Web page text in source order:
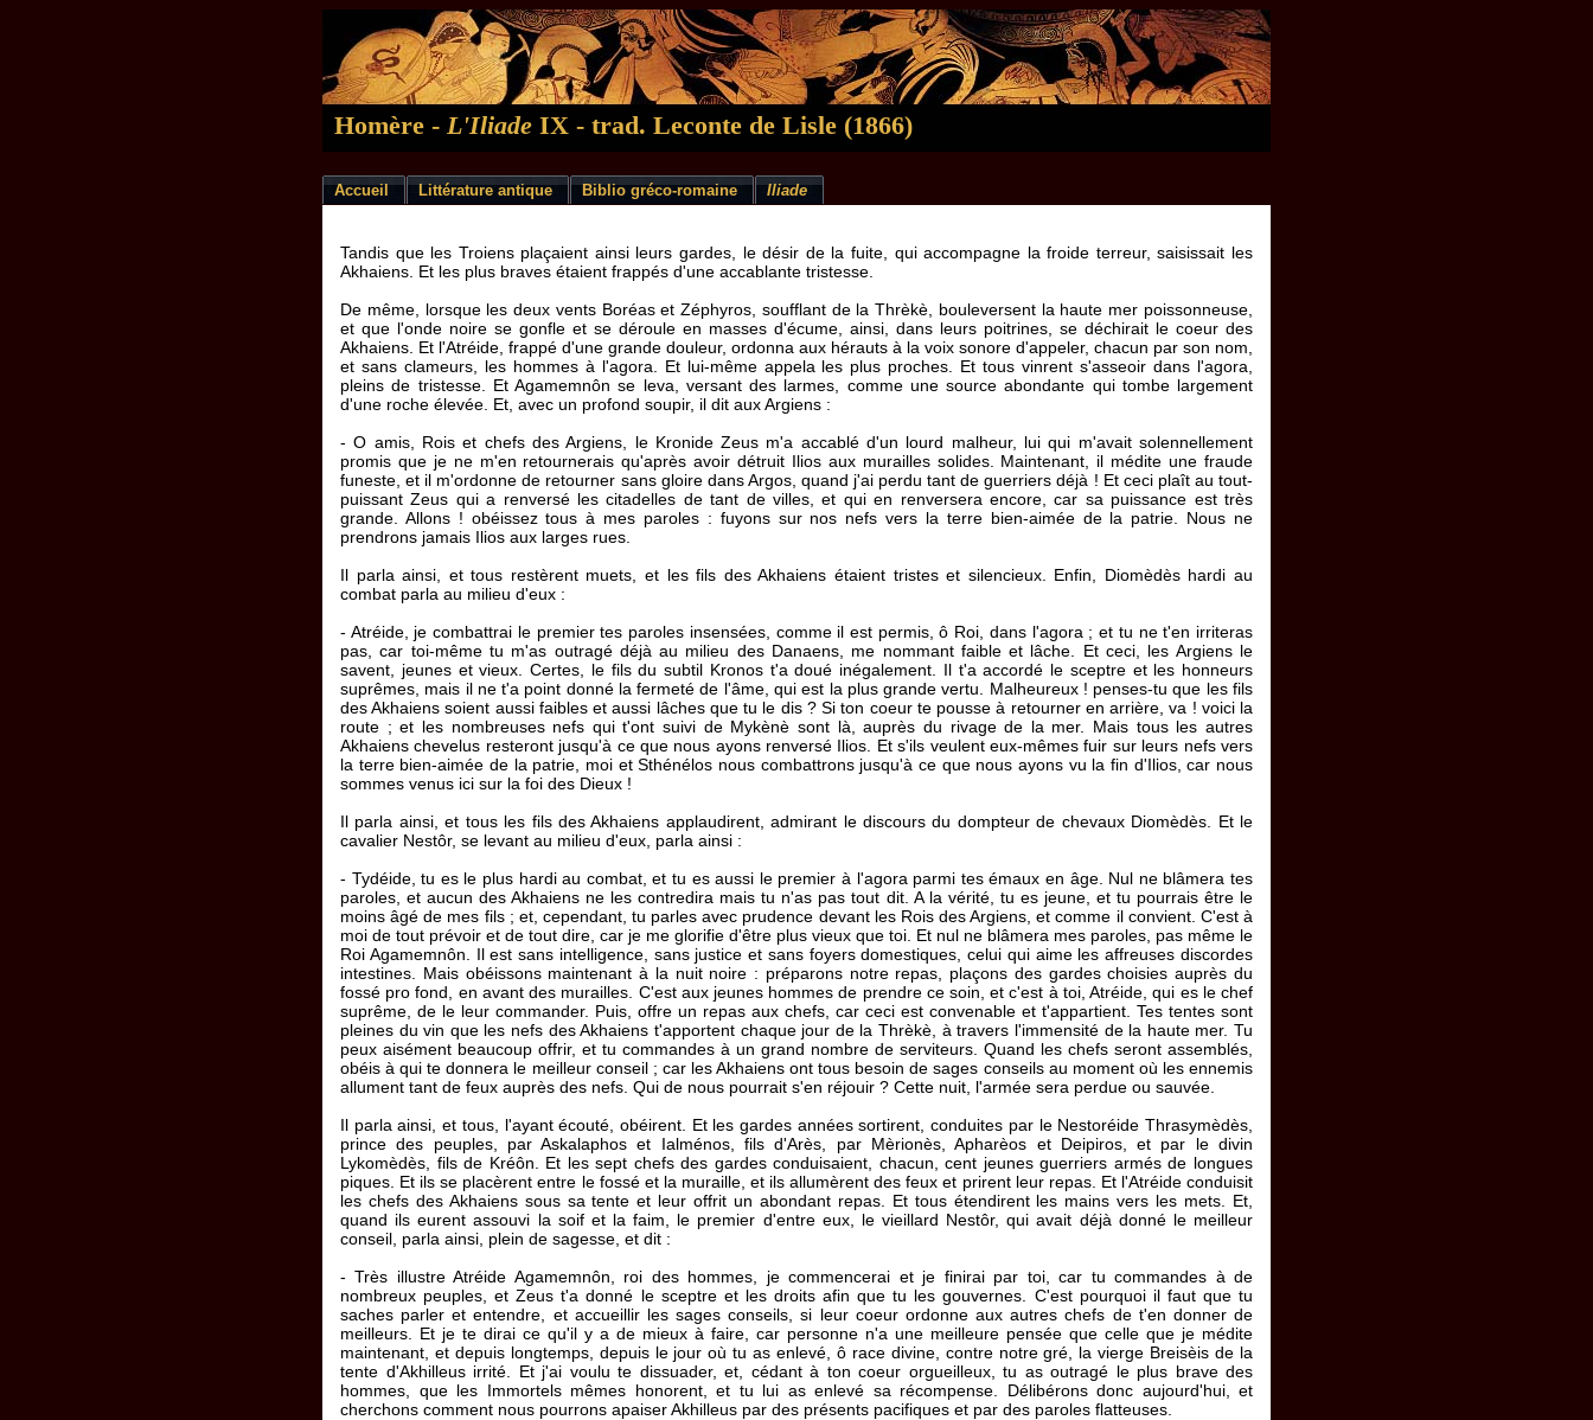
Homère - L'Iliade IX - trad. Leconte de Lisle (1866)
Accueil Littérature antique Biblio gréco-romaine Iliade
Tandis que les Troiens plaçaient ainsi leurs gardes, le désir de la fuite, qui accompagne la froide terreur, saisissait les
Akhaiens. Et les plus braves étaient frappés d'une accablante tristesse.
De même, lorsque les deux vents Boréas et Zéphyros, soufflant de la Thrèkè, bouleversent la haute mer poissonneuse,
et que l'onde noire se gonfle et se déroule en masses d'écume, ainsi, dans leurs poitrines, se déchirait le coeur des
Akhaiens. Et l'Atréide, frappé d'une grande douleur, ordonna aux hérauts à la voix sonore d'appeler, chacun par son nom,
et sans clameurs, les hommes à l'agora. Et lui-même appela les plus proches. Et tous vinrent s'asseoir dans l'agora,
pleins de tristesse. Et Agamemnôn se leva, versant des larmes, comme une source abondante qui tombe largement
d'une roche élevée. Et, avec un profond soupir, il dit aux Argiens :
- O amis, Rois et chefs des Argiens, le Kronide Zeus m'a accablé d'un lourd malheur, lui qui m'avait solennellement
promis que je ne m'en retournerais qu'après avoir détruit Ilios aux murailles solides. Maintenant, il médite une fraude
funeste, et il m'ordonne de retourner sans gloire dans Argos, quand j'ai perdu tant de guerriers déjà ! Et ceci plaît au tout-
puissant Zeus qui a renversé les citadelles de tant de villes, et qui en renversera encore, car sa puissance est très
grande. Allons ! obéissez tous à mes paroles : fuyons sur nos nefs vers la terre bien-aimée de la patrie. Nous ne
prendrons jamais Ilios aux larges rues.
Il parla ainsi, et tous restèrent muets, et les fils des Akhaiens étaient tristes et silencieux. Enfin, Diomèdès hardi au
combat parla au milieu d'eux :
- Atréide, je combattrai le premier tes paroles insensées, comme il est permis, ô Roi, dans l'agora ; et tu ne t'en irriteras
pas, car toi-même tu m'as outragé déjà au milieu des Danaens, me nommant faible et lâche. Et ceci, les Argiens le
savent, jeunes et vieux. Certes, le fils du subtil Kronos t'a doué inégalement. Il t'a accordé le sceptre et les honneurs
suprêmes, mais il ne t'a point donné la fermeté de l'âme, qui est la plus grande vertu. Malheureux ! penses-tu que les fils
des Akhaiens soient aussi faibles et aussi lâches que tu le dis ? Si ton coeur te pousse à retourner en arrière, va ! voici la
route ; et les nombreuses nefs qui t'ont suivi de Mykènè sont là, auprès du rivage de la mer. Mais tous les autres
Akhaiens chevelus resteront jusqu'à ce que nous ayons renversé Ilios. Et s'ils veulent eux-mêmes fuir sur leurs nefs vers
la terre bien-aimée de la patrie, moi et Sthénélos nous combattrons jusqu'à ce que nous ayons vu la fin d'Ilios, car nous
sommes venus ici sur la foi des Dieux !
Il parla ainsi, et tous les fils des Akhaiens applaudirent, admirant le discours du dompteur de chevaux Diomèdès. Et le
cavalier Nestôr, se levant au milieu d'eux, parla ainsi :
- Tydéide, tu es le plus hardi au combat, et tu es aussi le premier à l'agora parmi tes émaux en âge. Nul ne blâmera tes
paroles, et aucun des Akhaiens ne les contredira mais tu n'as pas tout dit. A la vérité, tu es jeune, et tu pourrais être le
moins âgé de mes fils ; et, cependant, tu parles avec prudence devant les Rois des Argiens, et comme il convient. C'est à
moi de tout prévoir et de tout dire, car je me glorifie d'être plus vieux que toi. Et nul ne blâmera mes paroles, pas même le
Roi Agamemnôn. Il est sans intelligence, sans justice et sans foyers domestiques, celui qui aime les affreuses discordes
intestines. Mais obéissons maintenant à la nuit noire : préparons notre repas, plaçons des gardes choisies auprès du
fossé pro fond, en avant des murailles. C'est aux jeunes hommes de prendre ce soin, et c'est à toi, Atréide, qui es le chef
suprême, de le leur commander. Puis, offre un repas aux chefs, car ceci est convenable et t'appartient. Tes tentes sont
pleines du vin que les nefs des Akhaiens t'apportent chaque jour de la Thrèkè, à travers l'immensité de la haute mer. Tu
peux aisément beaucoup offrir, et tu commandes à un grand nombre de serviteurs. Quand les chefs seront assemblés,
obéis à qui te donnera le meilleur conseil ; car les Akhaiens ont tous besoin de sages conseils au moment où les ennemis
allument tant de feux auprès des nefs. Qui de nous pourrait s'en réjouir ? Cette nuit, l'armée sera perdue ou sauvée.
Il parla ainsi, et tous, l'ayant écouté, obéirent. Et les gardes années sortirent, conduites par le Nestoréide Thrasymèdès,
prince des peuples, par Askalaphos et Ialménos, fils d'Arès, par Mèrionès, Apharèos et Deipiros, et par le divin
Lykomèdès, fils de Kréôn. Et les sept chefs des gardes conduisaient, chacun, cent jeunes guerriers armés de longues
piques. Et ils se placèrent entre le fossé et la muraille, et ils allumèrent des feux et prirent leur repas. Et l'Atréide conduisit
les chefs des Akhaiens sous sa tente et leur offrit un abondant repas. Et tous étendirent les mains vers les mets. Et,
quand ils eurent assouvi la soif et la faim, le premier d'entre eux, le vieillard Nestôr, qui avait déjà donné le meilleur
conseil, parla ainsi, plein de sagesse, et dit :
- Très illustre Atréide Agamemnôn, roi des hommes, je commencerai et je finirai par toi, car tu commandes à de
nombreux peuples, et Zeus t'a donné le sceptre et les droits afin que tu les gouvernes. C'est pourquoi il faut que tu
saches parler et entendre, et accueillir les sages conseils, si leur coeur ordonne aux autres chefs de t'en donner de
meilleurs. Et je te dirai ce qu'il y a de mieux à faire, car personne n'a une meilleure pensée que celle que je médite
maintenant, et depuis longtemps, depuis le jour où tu as enlevé, ô race divine, contre notre gré, la vierge Breisèis de la
tente d'Akhilleus irrité. Et j'ai voulu te dissuader, et, cédant à ton coeur orgueilleux, tu as outragé le plus brave des
hommes, que les Immortels mêmes honorent, et tu lui as enlevé sa récompense. Délibérons donc aujourd'hui, et
cherchons comment nous pourrons apaiser Akhilleus par des présents pacifiques et par des paroles flatteuses.